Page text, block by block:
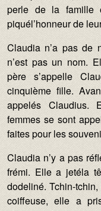
perle de la famille
piquél’honneur de
Claudia n’a pas de
n’est pas un nom.
père s’appelle
cinquième fille.
appelés Claudius.
femmes se sont
faites pour les
Claudia n’y a pas
frémi. Elle a jetéla
dodeliné. Tchin-
coiffeuse, elle a